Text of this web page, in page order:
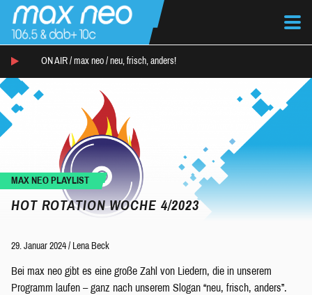
ON AIR / max neo / neu, frisch, anders!
MAX NEO PLAYLIST
HOT ROTATION WOCHE 4/2023
29. Januar 2024/ Lena Beck
Bei max neo gibt es eine große Zahl von Liedern, die in unserem
Programm laufen – ganz nach unserem Slogan “neu, frisch, anders”.